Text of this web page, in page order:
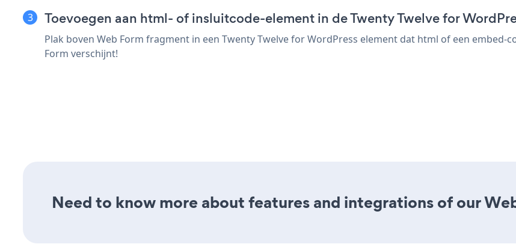
Toevoegen aan html- of insluitcode-element in de Twenty Twelve for
Plak boven Web Form fragment in een Twenty Twelve for WordPress element dat html of een embed-
Form verschijnt!
Need to know more about features and integrations of our